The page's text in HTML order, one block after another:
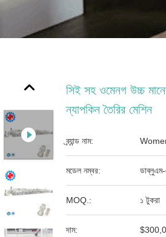
সিই সহ ওমেনগ উচ্চ
ন্যাপকিন তৈরির মেশিন
ব্র্যান্ড নাম:
মডেল নম্বর:
MOQ.: ১ টুকরা
দাম: